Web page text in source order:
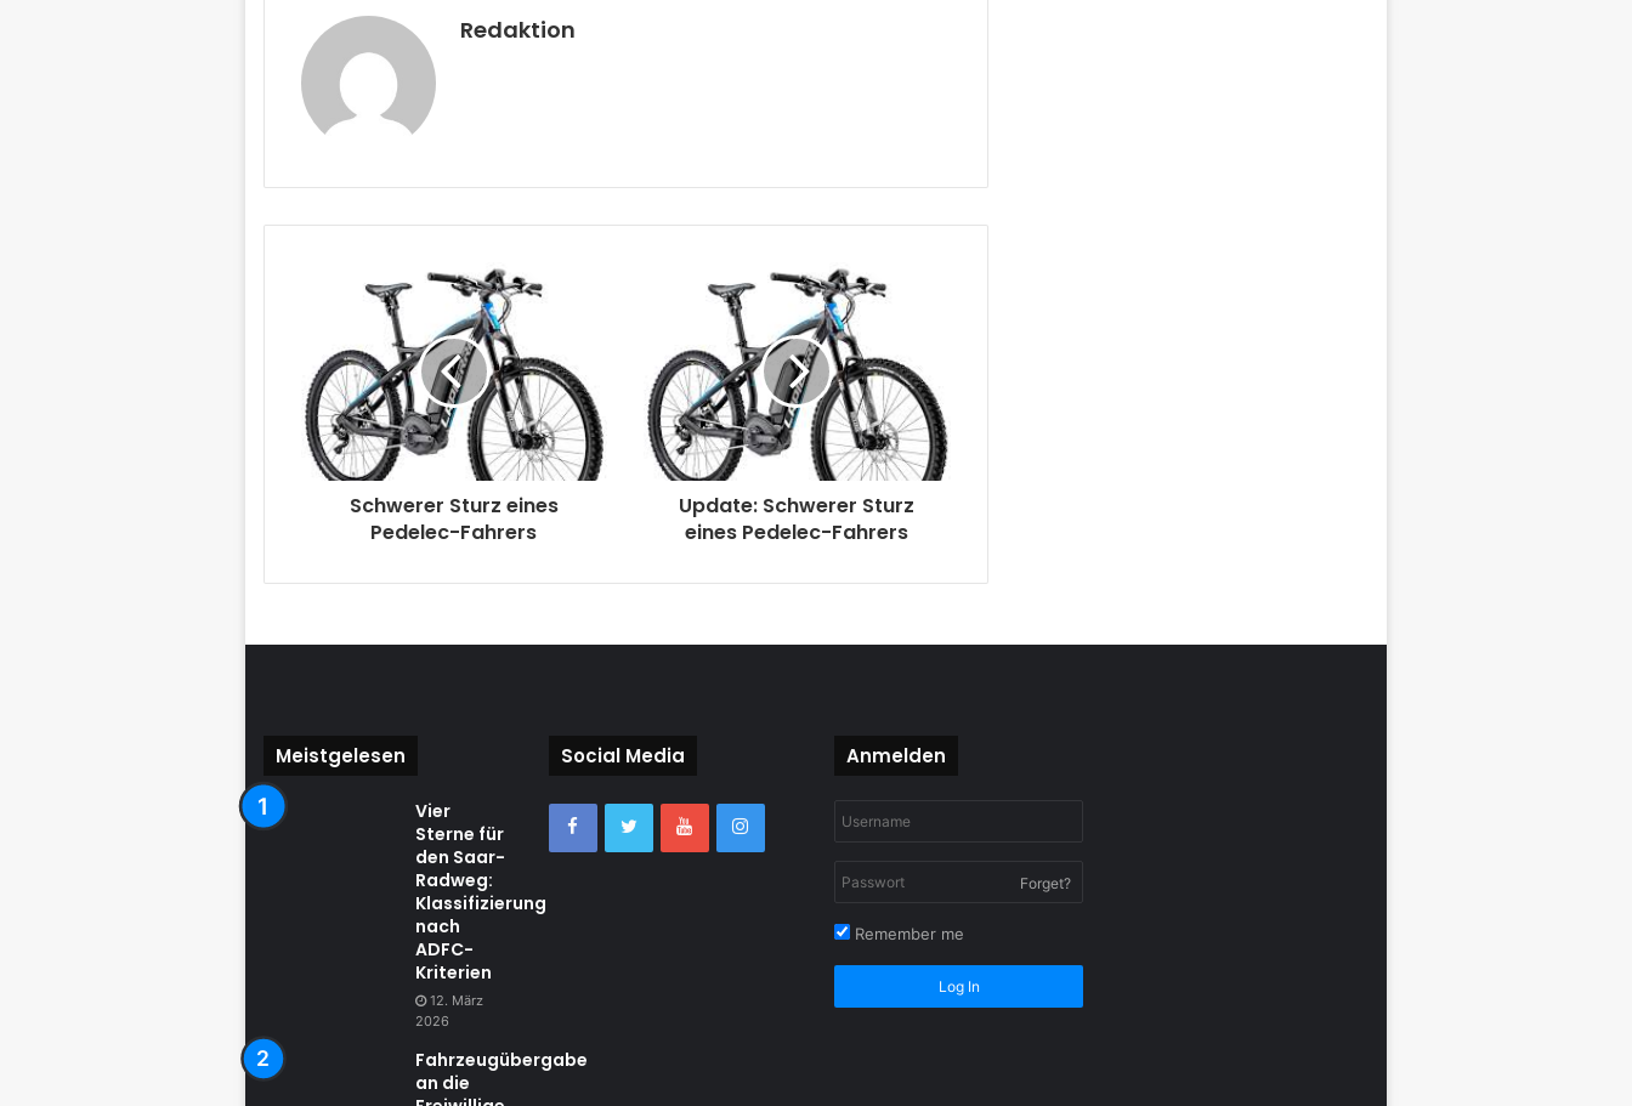
Redaktion
Schwerer Sturz eines
Pedelec-Fahrers
Update: Schwerer Sturz
eines Pedelec-Fahrers
Meistgelesen
Vier
Sterne für
den Saar-
Radweg:
Klassifizierung
nach
ADFC-
Kriterien
12. März
2026
Fahrzeugübergabe
an die
Social Media Anmelden
Forget?
Remember me
Log In